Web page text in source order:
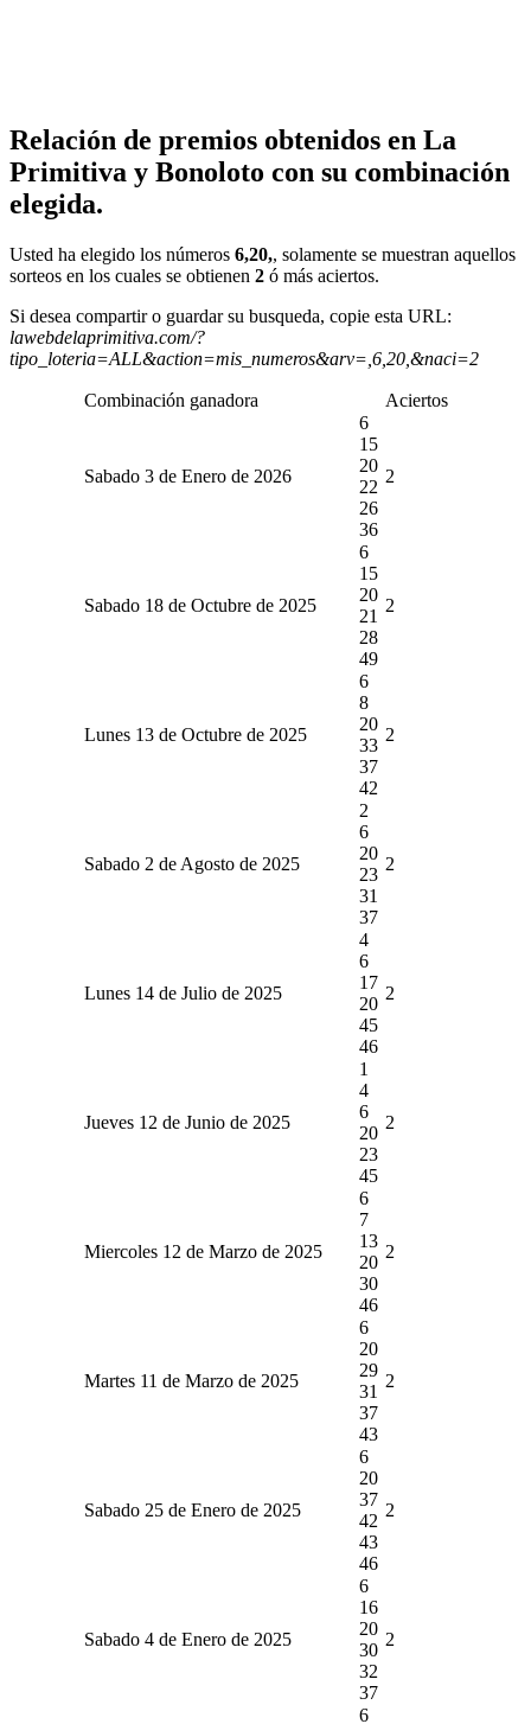
Relación de premios obtenidos en La
Primitiva y Bonoloto con su combinación
elegida.
Usted ha elegido los números 6,20,, solamente se muestran aquellos
sorteos en los cuales se obtienen 2 ó más aciertos.
Si desea compartir o guardar su busqueda, copie esta URL:
lawebdelaprimitiva.com/?
tipo_loteria=ALL&action=mis_numeros&arv=,6,20,&naci=2
Combinación ganadora Aciertos
Sabado 3 de Enero de 2026
6
15
20
22
26
36
2
Sabado 18 de Octubre de 2025
6
15
20
21
28
49
2
Lunes 13 de Octubre de 2025
6
8
20
33
37
42
2
Sabado 2 de Agosto de 2025
2
6
20
23
31
37
2
Lunes 14 de Julio de 2025
4
6
17
20
45
46
2
Jueves 12 de Junio de 2025
1
4
6
20
23
45
2
Miercoles 12 de Marzo de 2025
6
7
13
20
30
46
2
Martes 11 de Marzo de 2025
6
20
29
31
37
43
2
Sabado 25 de Enero de 2025
6
20
37
42
43
46
2
Sabado 4 de Enero de 2025
6
16
20
30
32
37
2
6